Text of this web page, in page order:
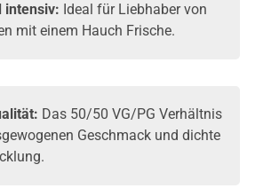
intensiv: Ideal für Liebhaber von
mit einem Hauch Frische.
Das 50/50 VG/PG Verhältnis
Geschmack und dichte